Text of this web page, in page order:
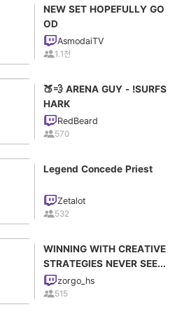
NEW SET HOPEFULLY GO
OD
AsmodaiTV
1.1천
🍑💨 ARENA GUY - !SURFS
HARK
RedBeard
570
Legend Concede Priest
Zetalot
532
WINNING WITH CREATIVE
STRATEGIES NEVER SEEN
BEFORE
zorgo_hs
515